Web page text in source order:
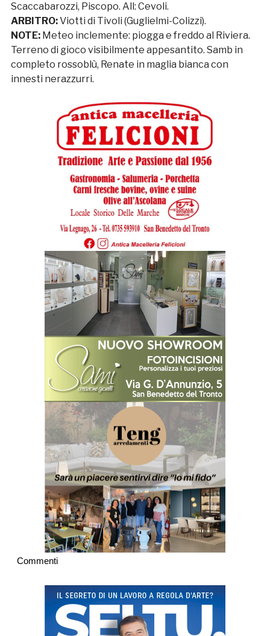
Scaccabarozzi, Piscopo. All: Cevoli.
ARBITRO:Viotti di Tivoli (Guglielmi-Colizzi).
NOTE:Meteo inclemente: piogga e freddo al Riviera.
Terreno di gioco visibilmente appesantito. Samb in
completo rossoblù, Renate in maglia bianca con
innesti nerazzurri.
Commenti